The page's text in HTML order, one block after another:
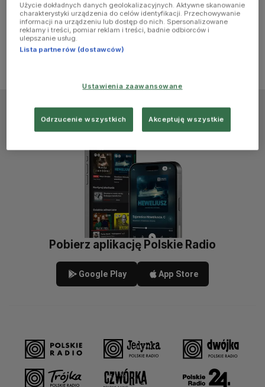
more
information)
Pobierz aplikację Polskie Radio
Google Play App Store
Użycie dokładnych danych geolokalizacyjnych. Aktywne skanowanie
charakterystyki urządzenia do celów identyfikacji. Przechowywanie
informacji na urządzeniu lub dostęp do nich. Spersonalizowane
reklamy i treści, pomiar reklam i treści, badnie odbiorców i
ulepszanie usług.
Lista partnerów (dostawców)
Ustawienia zaawansowane
Odrzucenie wszystkich Akceptuję wszystkie